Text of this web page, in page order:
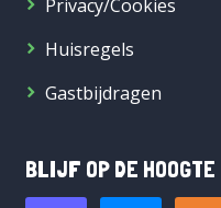
Privacy/Cookies
Huisregels
Gastbijdragen
BLIJF OP DE HOOGTE